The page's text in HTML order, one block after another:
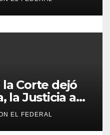
Corte dejó
la Justicia aún
ni un peso
EL FEDERAL